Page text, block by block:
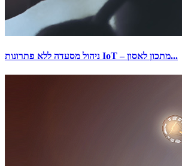
ניהול מסעדה ללא פתרונות IoT – מתכון לאסון...